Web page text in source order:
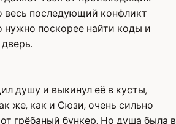
весь последующий конфликт
нужно поскорее найти коды и
душу и выкинул её в кусты,
же, как и Сюзи, очень сильно
грёбаный бункер. Но душа была в